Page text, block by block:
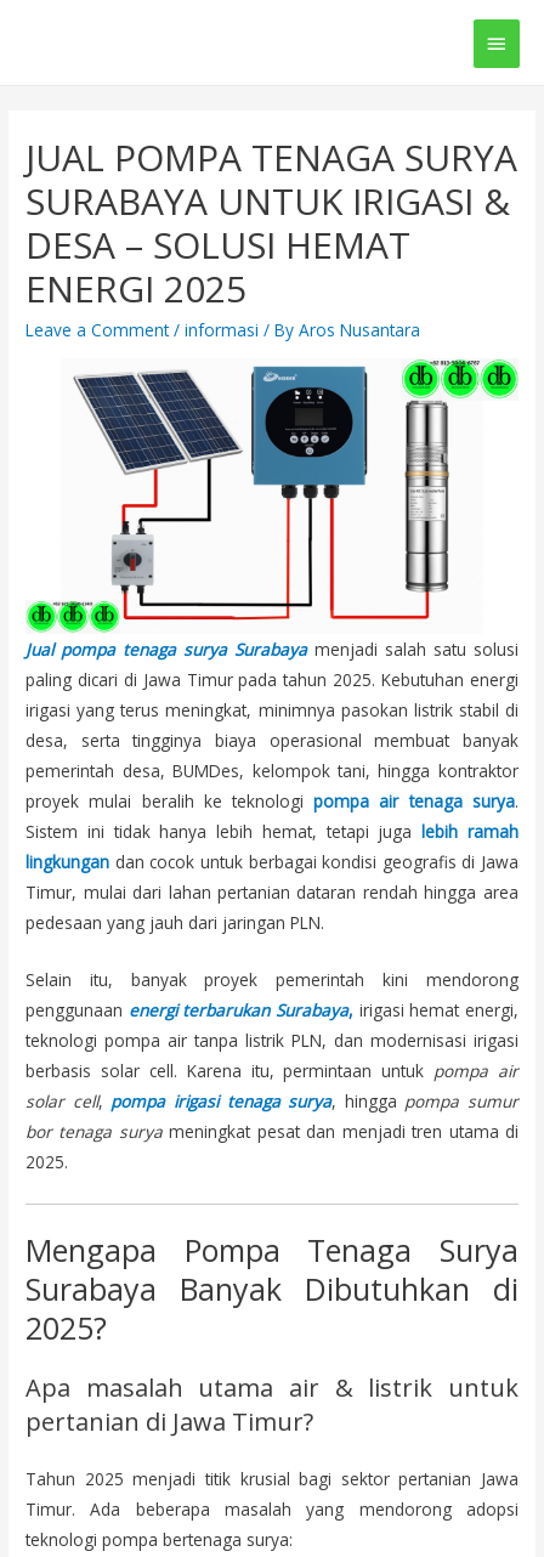
Main
JUAL POMPA TENAGA SURYA
SURABAYA UNTUK IRIGASI &
DESA – SOLUSI HEMAT
ENERGI 2025
Leave a Comment /informasi / ByAros Nusantara
Jual pompa tenaga surya Surabayamenjadi salah satu solusi
paling dicari di Jawa Timur pada tahun 2025. Kebutuhan energi
irigasi yang terus meningkat, minimnya pasokan listrik stabil di
desa, serta tingginya biaya operasional membuat banyak
pemerintah desa, BUMDes, kelompok tani, hingga kontraktor
proyek mulai beralih ke teknologipompa air tenaga surya.
Sistem ini tidak hanya lebih hemat, tetapi juga lebih ramah
lingkungan dan cocok untuk berbagai kondisi geografis di Jawa
Timur, mulai dari lahan pertanian dataran rendah hingga area
pedesaan yang jauh dari jaringan PLN.
Selain itu, banyak proyek pemerintah kini mendorong
penggunaan energi terbarukan Surabaya, irigasi hemat energi,
teknologi pompa air tanpa listrik PLN, dan modernisasi irigasi
berbasis solar cell. Karena itu, permintaan untuk pompa air
solar cell, pompa irigasi tenaga surya, hingga pompa sumur
bor tenaga suryameningkat pesat dan menjadi tren utama di
2025.
Mengapa Pompa Tenaga Surya
Surabaya Banyak Dibutuhkan di
2025?
Apa masalah utama air & listrik untuk
pertanian di Jawa Timur?
Tahun 2025 menjadi titik krusial bagi sektor pertanian Jawa
Timur. Ada beberapa masalah yang mendorong adopsi
teknologi pompa bertenaga surya: